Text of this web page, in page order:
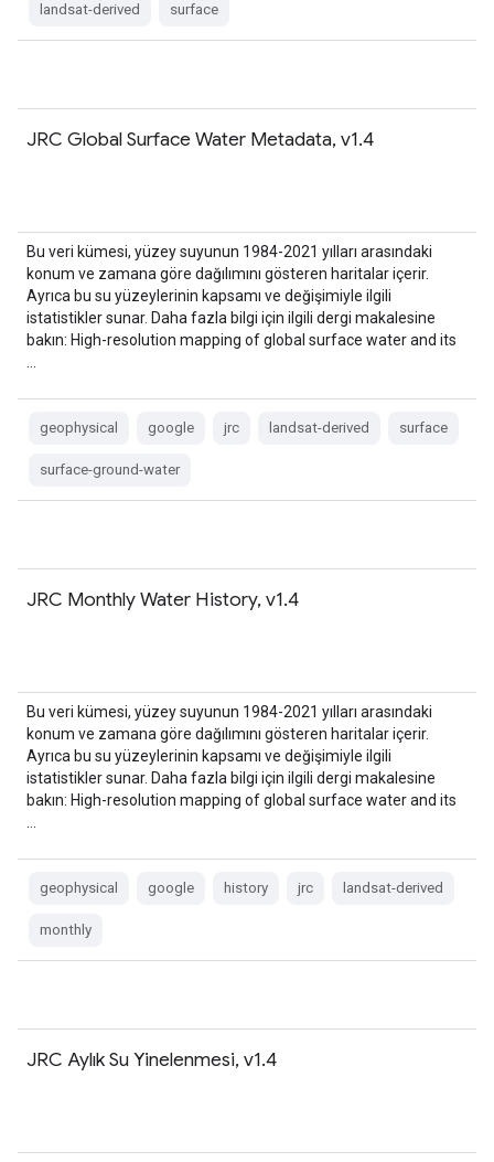
landsat-derived surface
JRC Global Surface Water Metadata, v1.4
Bu veri kümesi, yüzey suyunun 1984-2021 yılları arasındaki
konum ve zamana göre dağılımını gösteren haritalar içerir.
Ayrıca bu su yüzeylerinin kapsamı ve değişimiyle ilgili
istatistikler sunar. Daha fazla bilgi için ilgili dergi makalesine
bakın: High-resolution mapping of global surface water and its
geophysical google jrc landsat-derived surface
surface-ground-water
JRC Monthly Water History, v1.4
Bu veri kümesi, yüzey suyunun 1984-2021 yılları arasındaki
konum ve zamana göre dağılımını gösteren haritalar içerir.
Ayrıca bu su yüzeylerinin kapsamı ve değişimiyle ilgili
istatistikler sunar. Daha fazla bilgi için ilgili dergi makalesine
bakın: High-resolution mapping of global surface water and its
geophysical google history jrc landsat-derived
monthly
JRC Aylık Su Yinelenmesi, v1.4